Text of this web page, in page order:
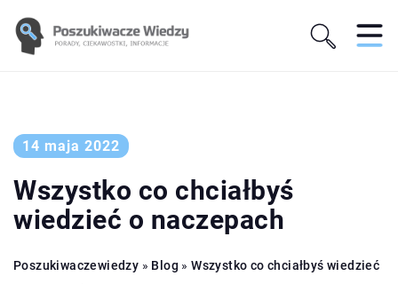
14 maja 2022
Wszystko co chciałbyś
wiedzieć o naczepach
Poszukiwaczewiedzy » Blog »Wszystko co chciałbyś wiedzieć